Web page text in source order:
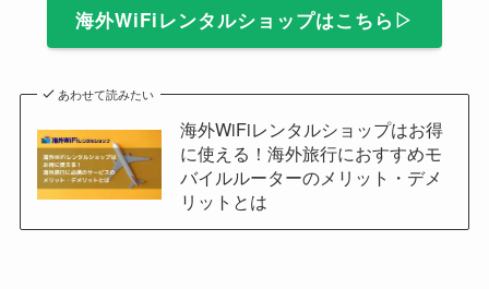
海外WiFiレンタルショップはこちら▷
あわせて読みたい
海外WiFiレンタルショップはお得
に使える！海外旅行におすすめモ
バイルルーターのメリット・デメ
リットとは